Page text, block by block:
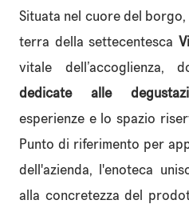
Situata nel cuore del
terra della settecentesca
vitale dell’accoglienza,
dedicate alle
esperienze e lo spazio
Punto di riferimento per
dell'azienda, l'enoteca
alla concretezza del